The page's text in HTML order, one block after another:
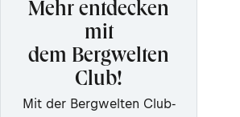
Mehr entdecken
mit
dem Bergwelten
Club!
Mit der Bergwelten Club-